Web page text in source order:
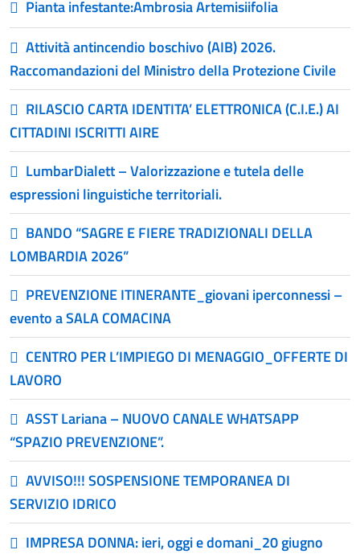
Pianta infestante:Ambrosia Artemisiifolia
Attività antincendio boschivo (AIB) 2026.
Raccomandazioni del Ministro della Protezione Civile
RILASCIO CARTA IDENTITA’ ELETTRONICA (C.I.E.) AI
CITTADINI ISCRITTI AIRE
LumbarDialett – Valorizzazione e tutela delle
espressioni linguistiche territoriali.
BANDO “SAGRE E FIERE TRADIZIONALI DELLA
LOMBARDIA 2026”
PREVENZIONE ITINERANTE_giovani iperconnessi –
evento a SALA COMACINA
CENTRO PER L’IMPIEGO DI MENAGGIO_OFFERTE DI
LAVORO
ASST Lariana – NUOVO CANALE WHATSAPP
“SPAZIO PREVENZIONE”.
AVVISO!!! SOSPENSIONE TEMPORANEA DI
SERVIZIO IDRICO
IMPRESA DONNA: ieri, oggi e domani_20 giugno